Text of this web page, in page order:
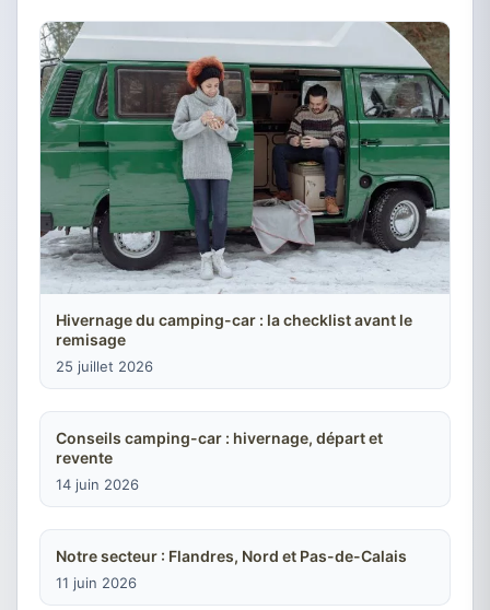
Hivernage du camping-car : la checklist avant le
remisage
25 juillet 2026
Conseils camping-car : hivernage, départ et
revente
14 juin 2026
Notre secteur : Flandres, Nord et Pas-de-Calais
11 juin 2026